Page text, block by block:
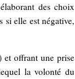
des choix
si elle est négative,
et offrant une prise
la volonté du